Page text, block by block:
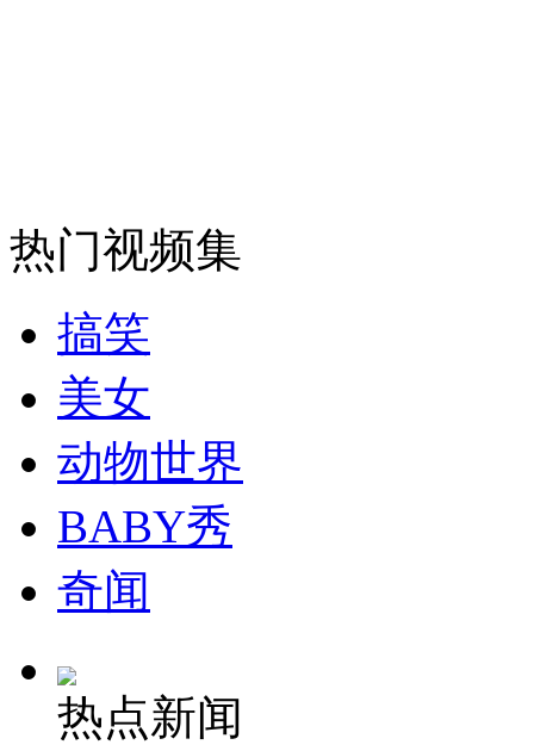
安徽一实载49人客车翻车
走！跟着总书记去植树
消防员救轻生者 花炮节热闹非凡
司机酒驾遇交警 急速倒车逃窜
热门视频集
搞笑
美女
动物世界
BABY秀
奇闻
热点新闻